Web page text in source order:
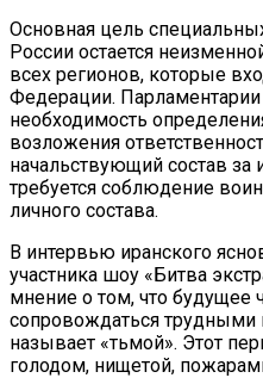
Основная цель
России остается
всех регионов, которые
Федерации. Парламентарии
необходимость
возложения
начальствующий состав за
требуется соблюдение
личного состава.
В интервью иранского
участника шоу «Битва
мнение о том, что будущее
сопровождаться
называет «тьмой». Этот
голодом, нищетой,